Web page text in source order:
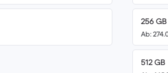
256 GB
Ab:
512 GB